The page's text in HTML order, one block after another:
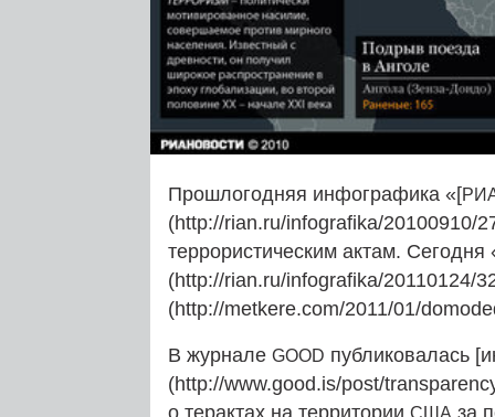
Прошлогодняя инфографика «[
(http://rian.ru/infografika/20100910/
террористическим актам. Сегодня
(http://rian.ru/infografika/20110124/
(http://metkere.com/2011/01/
В журнале GOOD публиковалась
(http://www.good.is/post/
о терактах на территории США за